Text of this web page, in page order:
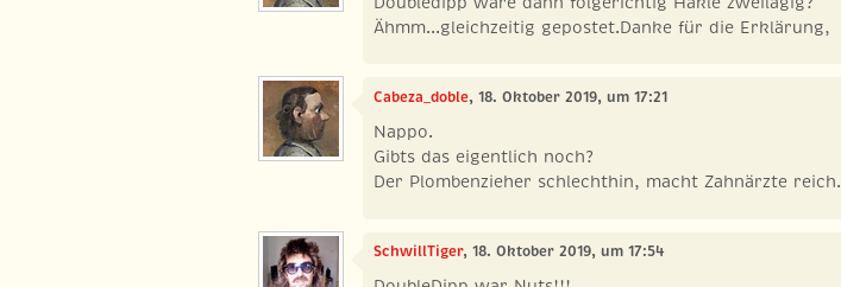
Ähmm...gleichzeitig gepostet.Danke für die Erklärung,
Cabeza_doble, 18. Oktober 2019, um 17:21
Nappo.
Gibts das eigentlich noch?
Der Plombenzieher schlechthin, macht Zahnärzte reich.
SchwillTiger, 18. Oktober 2019, um 17:54